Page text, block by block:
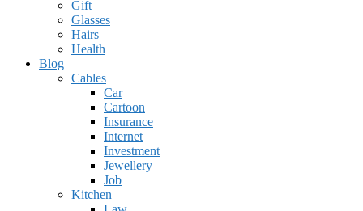
Gift
Glasses
Hairs
Health
Blog
Cables
Car
Cartoon
Insurance
Internet
Investment
Jewellery
Job
Kitchen